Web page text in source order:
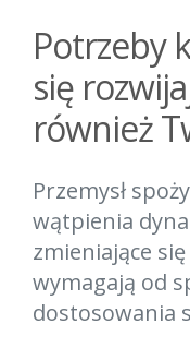
Potrzeby
się
również
Przemysł
wątpienia
zmieniające
wymagają od
dostosowania